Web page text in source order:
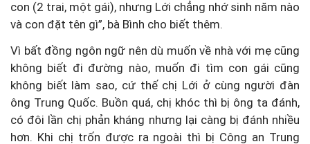
con (2 trai, một gái), nhưng Lới chẳng nhớ sinh năm nào
và con đặt tên gì”, bà Bình cho biết thêm.
Vì bất đồng ngôn ngữ nên dù muốn về nhà với mẹ cũng
không biết đi đường nào, muốn đi tìm con gái cũng
không biết làm sao, cứ thế chị Lới ở cùng người đàn
ông Trung Quốc. Buồn quá, chị khóc thì bị ông ta đánh,
có đôi lần chị phản kháng nhưng lại càng bị đánh nhiều
hơn. Khi chị trốn được ra ngoài thì bị Công an Trung